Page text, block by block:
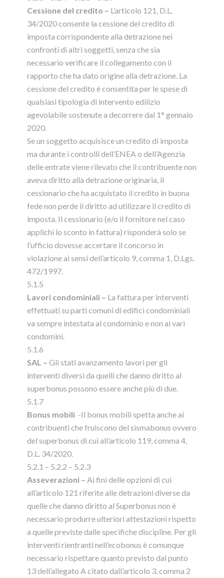
Cessione del credito – L’articolo 121, D.L.
34/2020 consente la cessione del credito di
imposta corrispondente alla detrazione nei
confronti di altri soggetti, senza che sia
necessario verificare il collegamento con il
rapporto che ha dato origine alla detrazione. La
cessione del credito è consentita per le spese di
qualsiasi tipologia di intervento edilizio
agevolabile sostenute a decorrere dal 1° gennaio
2020.
Se un soggetto acquisisce un credito di imposta
ma durante i controlli dell’ENEA o dell’Agenzia
delle entrate viene rilevato che il contribuente non
aveva diritto alla detrazione originaria, il
cessionario che ha acquistato il credito in buona
fede non perde il diritto ad utilizzare il credito di
imposta. Il cessionario (e/o il fornitore nel caso
applichi lo sconto in fattura) risponderà solo se
l’ufficio dovesse accertare il concorso in
violazione ai sensi dell’articolo 9, comma 1, D.Lgs.
472/1997.
5.1.5
Lavori condominiali – La fattura per interventi
effettuati su parti comuni di edifici condominiali
va sempre intestata al condominio e non ai vari
condomini.
5.1.6
SAL – Gli stati avanzamento lavori per gli
interventi diversi da quelli che danno diritto al
superbonus possono essere anche più di due.
5.1.7
Bonus mobili -Il bonus mobili spetta anche ai
contribuenti che fruiscono del sismabonus ovvero
del superbonus di cui all’articolo 119, comma 4,
D.L. 34/2020.
5.2.1 – 5.2.2 – 5.2.3
Asseverazioni – Ai fini delle opzioni di cui
all’articolo 121 riferite alle detrazioni diverse da
quelle che danno diritto al Superbonus non è
necessario produrre ulteriori attestazioni rispetto
a quelle previste dalle specifiche discipline. Per gli
interventi rientranti nell’ecobonus è comunque
necessario rispettare quanto previsto dal punto
13 dell’allegato A citato dall’articolo 3, comma 2